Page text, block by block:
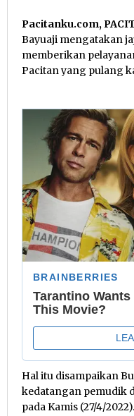
Pacitanku.com,
Bayuaji mengatakan
memberikan
Pacitan yang pulang
Hal itu disampaikan
kedatangan pemudik
pada Kamis (27/4/2022).